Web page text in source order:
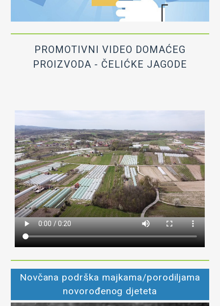
PROMOTIVNI VIDEO DOMAĆEG
PROIZVODA - ČELIĆKE JAGODE
Novčana podrška majkama/porodiljama
novorođenog djeteta